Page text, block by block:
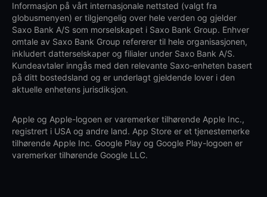
Informasjon på vårt internasjonale nettsted (valgt fra
globusmenyen) er tilgjengelig over hele verden og gjelder
Saxo Bank A/S som morselskapet i Saxo Bank Group. Enhver
omtale av Saxo Bank Group refererer til hele organisasjonen,
inkludert datterselskaper og filialer under Saxo Bank A/S.
Kundeavtaler inngås med den relevante Saxo-enheten basert
på ditt bostedsland og er underlagt gjeldende lover i den
aktuelle enhetens jurisdiksjon.
Apple og Apple-logoen er varemerker tilhørende Apple Inc.,
registrert i USA og andre land. App Store er et tjenestemerke
tilhørende Apple Inc. Google Play og Google Play-logoen er
varemerker tilhørende Google LLC.